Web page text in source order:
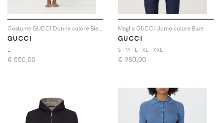
GUCCI
L
€ 550,00
Maglia GUCCI Uomo colore Blue
GUCCI
S - M - L - XL - XXL
€ 980,00